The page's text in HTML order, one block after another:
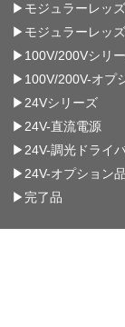
▶モジュラーレッ
▶モジュラーレッ
▶100V/200Vシリ
▶100V/200V-オプ
▶24Vシリーズ
▶24V-直流電源
▶24V-調光ドライ
▶24V-オプション品
▶完了品